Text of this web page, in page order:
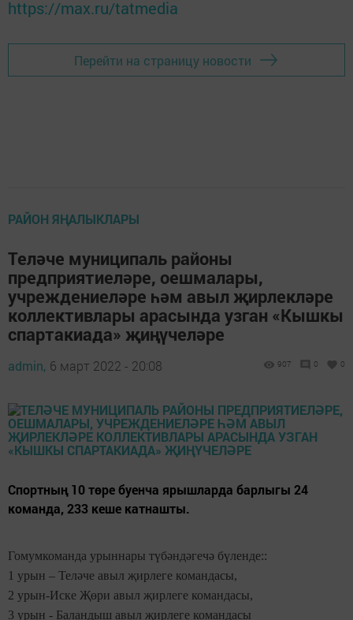
https://max.ru/tatmedia
Перейти на страницу новости
РАЙОН ЯҢАЛЫКЛАРЫ
Теләче муниципаль районы
предприятиеләре, оешмалары,
учреждениеләре һәм авыл җирлекләре
коллективлары арасында узган «Кышкы
спартакиада» җиңүчеләре
admin, 6 март 2022 - 20:08 907 0 0
Спортның 10 төре буенча ярышларда барлыгы 24
команда, 233 кеше катнашты.
Гомумкоманда урыннары түбәндәгечә бүленде::
1 урын – Теләче авыл җирлеге командасы,
2 урын-Иске Җөри авыл җирлеге командасы,
3 урын - Баландыш авыл җирлеге командасы